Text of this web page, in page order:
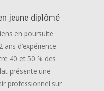
jeune diplômé
en poursuite
ans d’expérience
40 et 50 % des
présente une
professionnel sur